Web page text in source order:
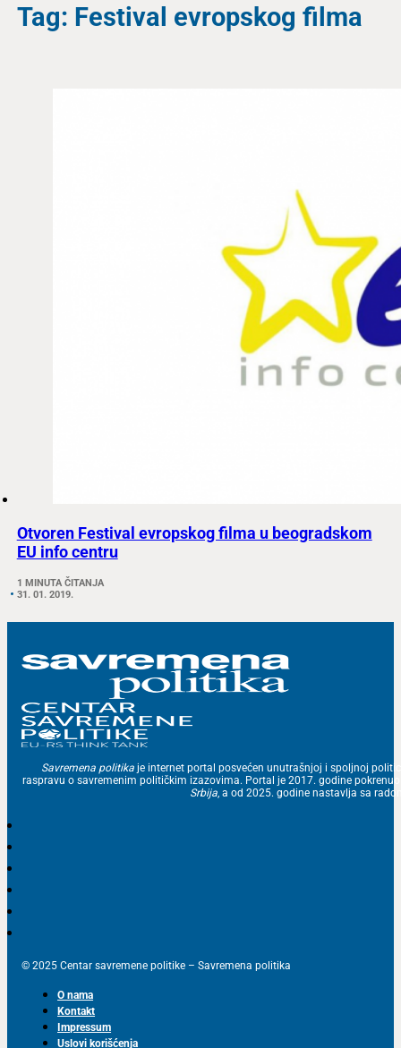
Tag: Festival evropskog filma
Otvoren Festival evropskog filma u beogradskom
EU info centru
1 MINUTA ČITANJA
31. 01. 2019.
Savremena politika je internet portal posvećen unutrašnjoj i spoljnoj
raspravu o savremenim političkim izazovima. Portal je 2017. godine
Srbija, a od 2025. godine nastavlja sa
© 2025 Centar savremene politike – Savremena politika
O nama
Kontakt
Impressum
Uslovi korišćenja